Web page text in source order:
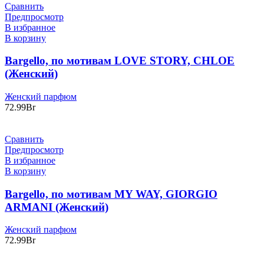
Сравнить
Предпросмотр
В избранное
В корзину
Bargello, по мотивам LOVE STORY, CHLOE
(Женский)
Женский парфюм
72.99Br
Сравнить
Предпросмотр
В избранное
В корзину
Bargello, по мотивам MY WAY, GIORGIO
ARMANI (Женский)
Женский парфюм
72.99Br